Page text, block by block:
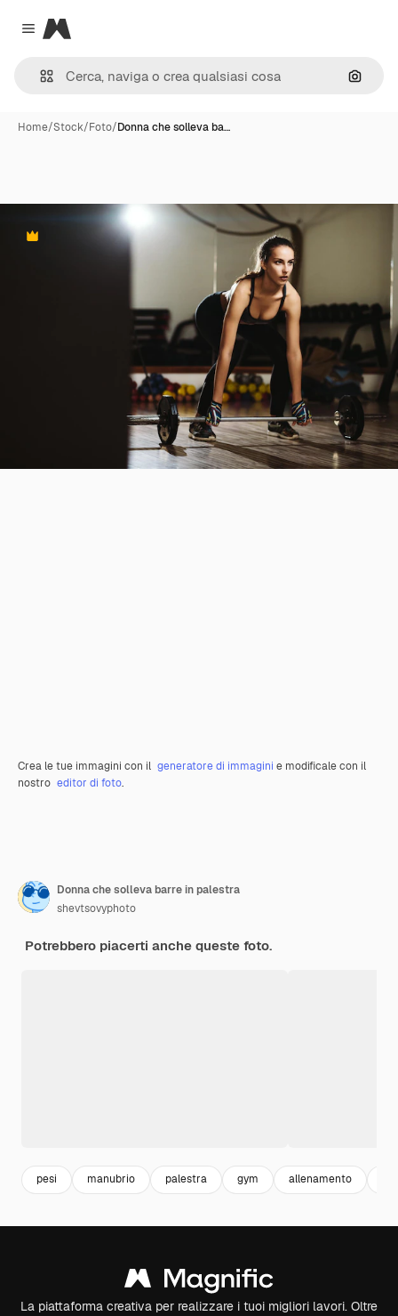
Close menu
Magnific
Cerca
Home/Stock/Foto/Donna che solleva ba…
Premium
Crea le tue immagini con il generatore di immagini e modificale con il
nostro editor di foto.
Donna che solleva barre in palestra
shevtsovyphoto
Potrebbero piacerti anche queste foto.
pesi manubrio palestra gym allenamento
La piattaforma creativa per realizzare i tuoi migliori lavori. Oltre